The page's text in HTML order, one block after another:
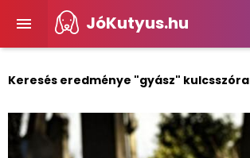
 JóKutyus.hu
Keresés eredménye "gyász" kulcsszóra